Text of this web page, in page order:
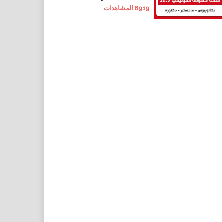
8919 المشاهدات